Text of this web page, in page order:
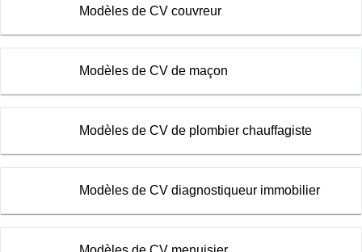
Modèles de CV couvreur
Modèles de CV de maçon
Modèles de CV de plombier chauffagiste
Modèles de CV diagnostiqueur immobilier